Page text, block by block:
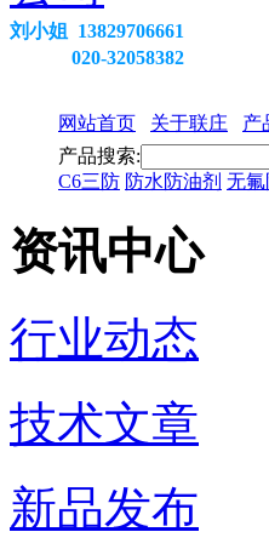
刘小姐 13829706661
020-32058382
网站首页 关于联庄 产
产品搜索:
C6三防 防水防油剂 无氟
资讯中心
行业动态
技术文章
新品发布